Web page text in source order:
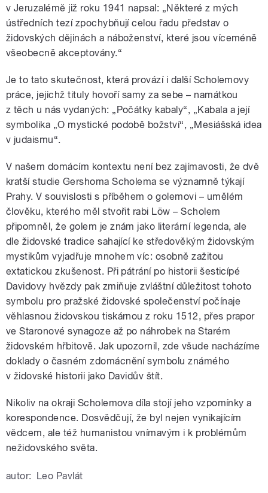
v Jeruzalémě již roku 1941 napsal: „Některé z mých
ústředních tezí zpochybňují celou řadu představ o
židovských dějinách a náboženství, které jsou víceméně
všeobecně akceptovány.“
Je to tato skutečnost, která provází i další Scholemovy
práce, jejichž tituly hovoří samy za sebe – namátkou
z těch u nás vydaných: „Počátky kabaly“, „Kabala a její
symbolika „O mystické podobě božství“, „Mesiášská idea
v judaismu“.
V našem domácím kontextu není bez zajímavosti, že dvě
kratší studie Gershoma Scholema se významně týkají
Prahy. V souvislosti s příběhem o golemovi – umělém
člověku, kterého měl stvořit rabi Löw – Scholem
připomněl, že golem je znám jako literární legenda, ale
dle židovské tradice sahající ke středověkým židovským
mystikům vyjadřuje mnohem víc: osobně zažitou
extatickou zkušenost. Při pátrání po historii šesticípé
Davidovy hvězdy pak zmiňuje zvláštní důležitost tohoto
symbolu pro pražské židovské společenství počínaje
věhlasnou židovskou tiskárnou z roku 1512, přes prapor
ve Staronové synagoze až po náhrobek na Starém
židovském hřbitově. Jak upozornil, zde všude nacházíme
doklady o časném zdomácnění symbolu známého
v židovské historii jako Davidův štít.
Nikoliv na okraji Scholemova díla stojí jeho vzpomínky a
korespondence. Dosvědčují, že byl nejen vynikajícím
vědcem, ale též humanistou vnímavým i k problémům
nežidovského světa.
autor: Leo Pavlát